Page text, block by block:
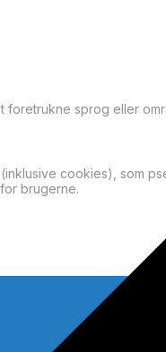
foretrukne sprog eller
cookies), som
brugerne.